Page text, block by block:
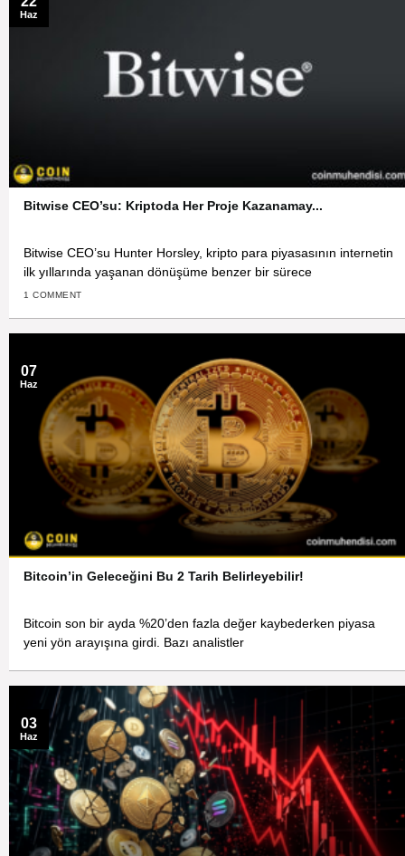
Bitwise CEO’su: Kriptoda Her Proje Kazanamay...
Bitwise CEO’su Hunter Horsley, kripto para piyasasının internetin
ilk yıllarında yaşanan dönüşüme benzer bir sürece
1 COMMENT
Haz
Bitcoin’in Geleceğini Bu 2 Tarih Belirleyebilir!
Bitcoin son bir ayda %20’den fazla değer kaybederken piyasa
yeni yön arayışına girdi. Bazı analistler
07
Haz
03
Haz